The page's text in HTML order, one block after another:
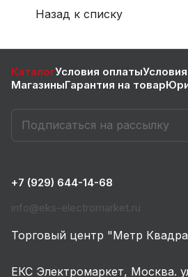
Назад к списку
КаталогУсловия оплаты
МагазиныГарантия на товар
+7 (929) 644-14-68
info@eks-electromarket.ru
Торговый центр "Метр
ЕКС Электромаркет, Москва.